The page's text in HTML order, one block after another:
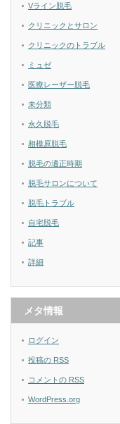
Vライン脱毛
クリニックとサロン
クリニックのトラブル
ミュゼ
医療レーザー脱毛
未分類
永久脱毛
相模原脱毛
脱毛の適正時期
脱毛サロンについて
脱毛トラブル
自宅脱毛
記事
詳細
メタ情報
ログイン
投稿の RSS
コメントの RSS
WordPress.org